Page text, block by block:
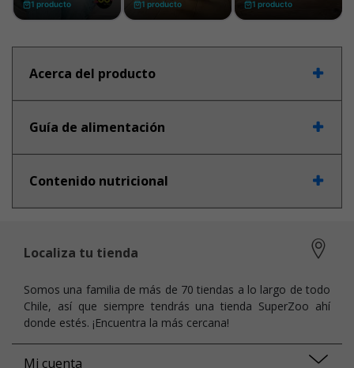
Acerca del producto
Guía de alimentación
Contenido nutricional
Localiza tu tienda
Somos una familia de más de 70 tiendas a lo largo de todo
Chile, así que siempre tendrás una tienda SuperZoo ahí
donde estés. ¡Encuentra la más cercana!
Mi cuenta